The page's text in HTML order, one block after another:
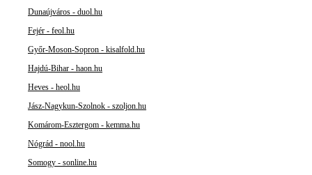
Dunaújváros - duol.hu
Fejér - feol.hu
Győr-Moson-Sopron - kisalfold.hu
Hajdú-Bihar - haon.hu
Heves - heol.hu
Jász-Nagykun-Szolnok - szoljon.hu
Komárom-Esztergom - kemma.hu
Nógrád - nool.hu
Somogy - sonline.hu